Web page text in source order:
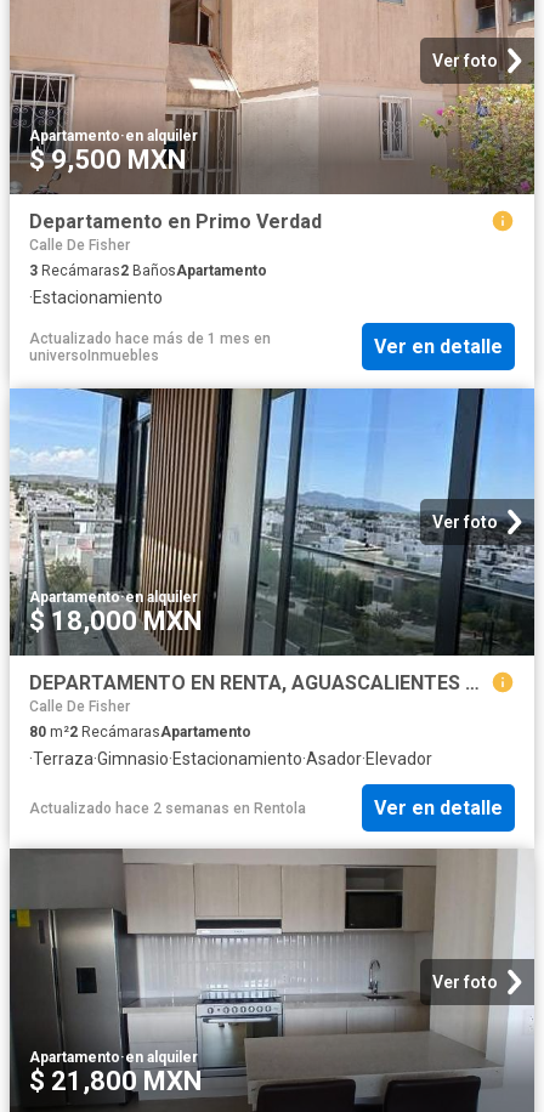
Ver foto
Apartamento·en alquiler
$ 9,500 MXN
Departamento en Primo Verdad
Calle De Fisher
3 Recámaras2 BañosApartamento
·Estacionamiento
Actualizado hace más de 1 mes en
universoInmuebles
Ver en detalle
Ver foto
Apartamento·en alquiler
$ 18,000 MXN
DEPARTAMENTO EN RENTA, AGUASCALIENTES PONIENTE
Calle De Fisher
80 m²2 RecámarasApartamento
·Terraza·Gimnasio·Estacionamiento·Asador·Elevador
Actualizado hace 2 semanas en Rentola Ver en detalle
Ver foto
Apartamento·en alquiler
$ 21,800 MXN